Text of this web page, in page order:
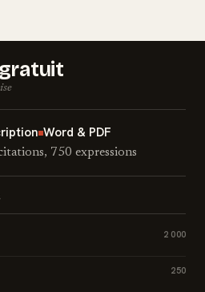
Word & PDF
750 expressions
2 000
250